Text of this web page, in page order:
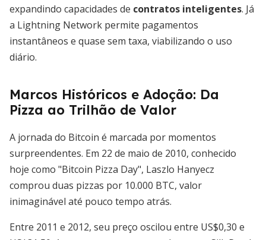
expandindo capacidades de contratos inteligentes. Já
a Lightning Network permite pagamentos
instantâneos e quase sem taxa, viabilizando o uso
diário.
Marcos Históricos e Adoção: Da
Pizza ao Trilhão de Valor
A jornada do Bitcoin é marcada por momentos
surpreendentes. Em 22 de maio de 2010, conhecido
hoje como "Bitcoin Pizza Day", Laszlo Hanyecz
comprou duas pizzas por 10.000 BTC, valor
inimaginável até pouco tempo atrás.
Entre 2011 e 2012, seu preço oscilou entre US$0,30 e